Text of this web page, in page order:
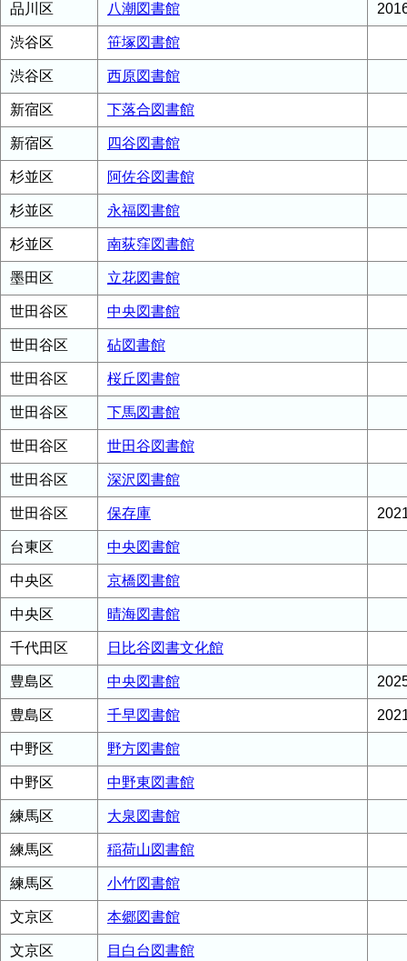
品川区 八潮図書館
渋谷区 笹塚図書館
渋谷区 西原図書館
新宿区 下落合図書館
新宿区 四谷図書館
杉並区 阿佐谷図書館
杉並区 永福図書館
杉並区 南荻窪図書館
墨田区 立花図書館
世田谷区 中央図書館
世田谷区 砧図書館
世田谷区 桜丘図書館
世田谷区 下馬図書館
世田谷区 世田谷図書館
世田谷区 深沢図書館
世田谷区 保存庫
台東区 中央図書館
中央区 京橋図書館
中央区 晴海図書館
千代田区 日比谷図書文化館
豊島区 中央図書館
豊島区 千早図書館
中野区 野方図書館
中野区 中野東図書館
練馬区 大泉図書館
練馬区 稲荷山図書館
練馬区 小竹図書館
文京区 本郷図書館
文京区 目白台図書館